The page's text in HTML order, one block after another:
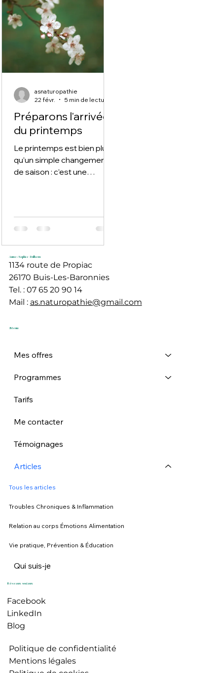
Préparons l'arrivée
du printemps
Le printemps est bien plus
qu’un simple changement
de saison : c’est une
d’hiver, souvent marqués
par la fatigue, les excès
alimentaires et un rythme
plus lent, notre corps et
notre esprit ont besoin de
se rééquilibrer.
asnaturopathie
22 févr.
5 min de lecture
Anne-Sophie Dolhem
1134 route de Propiac
26170 Buis-Les-Baronnies
Tel. : 07 65 20 90 14
Mail : as.naturopathie@gmail.com
Menu
Mes offres
Programmes
Tarifs
Me contacter
Témoignages
Articles
Tous les articles
Troubles Chroniques & Inflammation
Relation au corps Émotions Alimentation
Vie pratique, Prévention & Éducation
Qui suis-je
Réseaux sociaux
Facebook
LinkedIn
Blog
Politique de confidentialité
Mentions légales